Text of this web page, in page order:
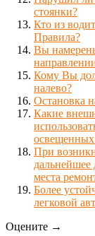
стоянки?
Кто из
Правила?
Вы
Кому Вы
налево?
Остановка
Какие
освещенных
При
дальнейшее
места
Более
легковой
Оцените →